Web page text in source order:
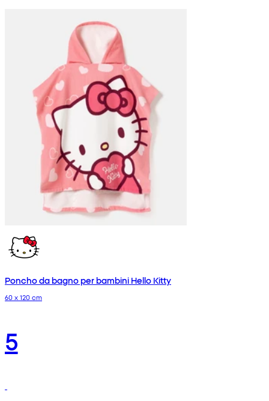
Poncho da bagno per bambini Hello Kitty
60 x 120 cm
5